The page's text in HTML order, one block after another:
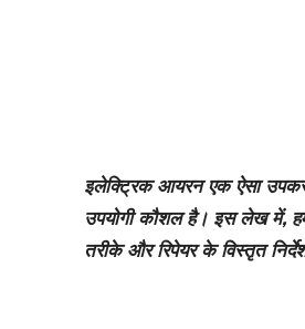
इलेक्ट्रिक आयरन एक ऐसा
उपयोगी कौशल है। इस लेख में,
तरीके और रिपेयर के विस्तृत